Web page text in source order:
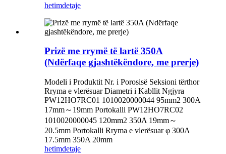
hetimdetaje
Prizë me rrymë të lartë 350A
(Ndërfaqe gjashtëkëndore, me prerje)
Modeli i Produktit Nr. i Porosisë Seksioni tërthor
Rryma e vlerësuar Diametri i Kabllit Ngjyra
PW12HO7RC01 1010020000044 95mm2 300A
17mm～19mm Portokalli PW12HO7RC02
1010020000045 120mm2 350A 19mm～
20.5mm Portokalli Rryma e vlerësuar φ 300A
17.5mm 350A 20mm
hetimdetaje